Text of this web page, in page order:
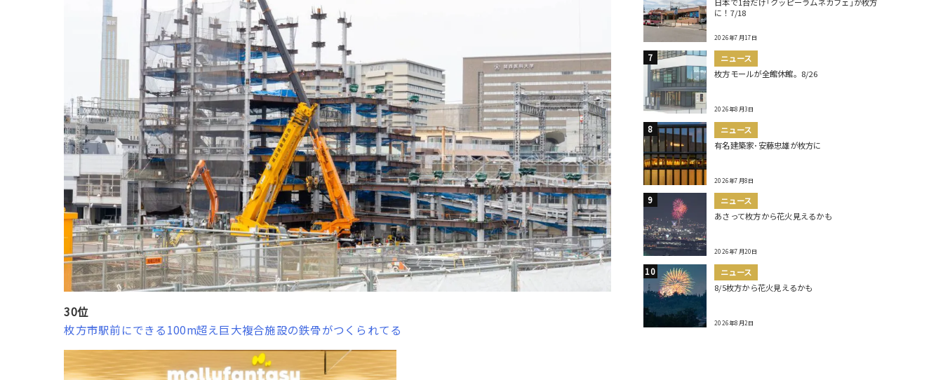
30位
枚方市駅前にできる100m超え巨大複合施設の鉄骨がつくられてる
日本で1台だけ｢クッピーラムネカフェ｣が枚方
に！7/18
2026年7月17日
ニュース
枚方モールが全館休館。8/26
2026年8月3日
ニュース
有名建築家･安藤忠雄が枚方に
2026年7月8日
ニュース
あさって枚方から花火見えるかも
2026年7月20日
ニュース
8/5枚方から花火見えるかも
2026年8月2日